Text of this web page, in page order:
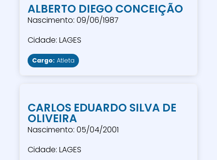
ALBERTO DIEGO CONCEIÇÃO
Nascimento: 09/06/1987
Cidade: LAGES
Cargo: Atleta
CARLOS EDUARDO SILVA DE
OLIVEIRA
Nascimento: 05/04/2001
Cidade: LAGES